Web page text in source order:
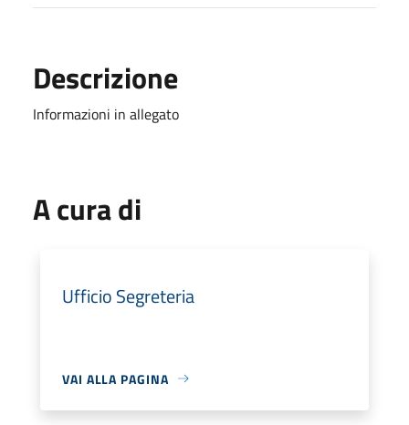
Descrizione
Informazioni in allegato
A cura di
Ufficio Segreteria
VAI ALLA PAGINA